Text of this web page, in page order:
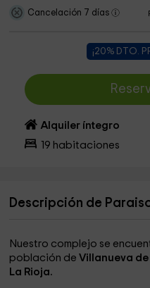
Cancelación 7 días
¡20% DTO.
Alquiler íntegro
19 habitaciones
Descripción de
Nuestro complejo se
población de Villanueva
La Rioja.